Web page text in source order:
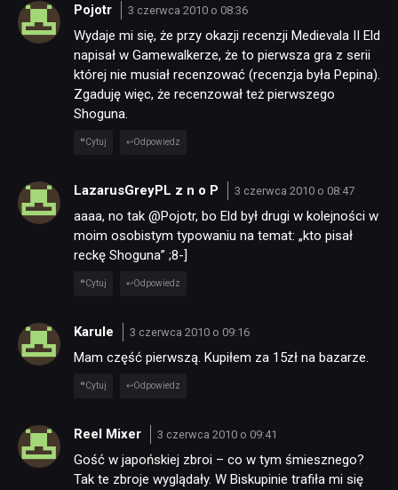
KULTURA
RETRO
TECHNOLOGIE
DYSKUSJE
JUŻ GRALIŚMY
Pojotr 3 czerwca 2010 o 08:36
Wydaje mi się, że przy okazji recenzji Medievala II Eld
napisał w Gamewalkerze, że to pierwsza gra z serii
której nie musiał recenzować (recenzja była Pepina).
Zgaduję więc, że recenzował też pierwszego
Shoguna.
Cytuj Odpowiedz
LazarusGreyPL z n o P 3 czerwca 2010 o 08:47
aaaa, no tak @Pojotr, bo Eld był drugi w kolejności w
moim osobistym typowaniu na temat: „kto pisał
reckę Shoguna” ;8-]
Cytuj Odpowiedz
Karule 3 czerwca 2010 o 09:16
Mam część pierwszą. Kupiłem za 15zł na bazarze.
Cytuj Odpowiedz
Reel Mixer 3 czerwca 2010 o 09:41
Gość w japońskiej zbroi – co w tym śmiesznego?
Tak te zbroje wyglądały. W Biskupinie trafiła mi się